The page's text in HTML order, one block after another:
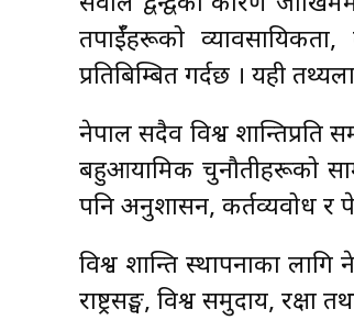
तपाईँहरूको
प्रतिबिम्बित गर्दछ । यही
नेपाल सदैव विश्व शान्तिप्रति
बहुआयामिक चुनौतीहरूको
पनि अनुशासन, कर्तव्यवोध र
विश्व शान्ति स्थापनाका
राष्ट्रसङ्घ, विश्व समुदाय, रक्षा